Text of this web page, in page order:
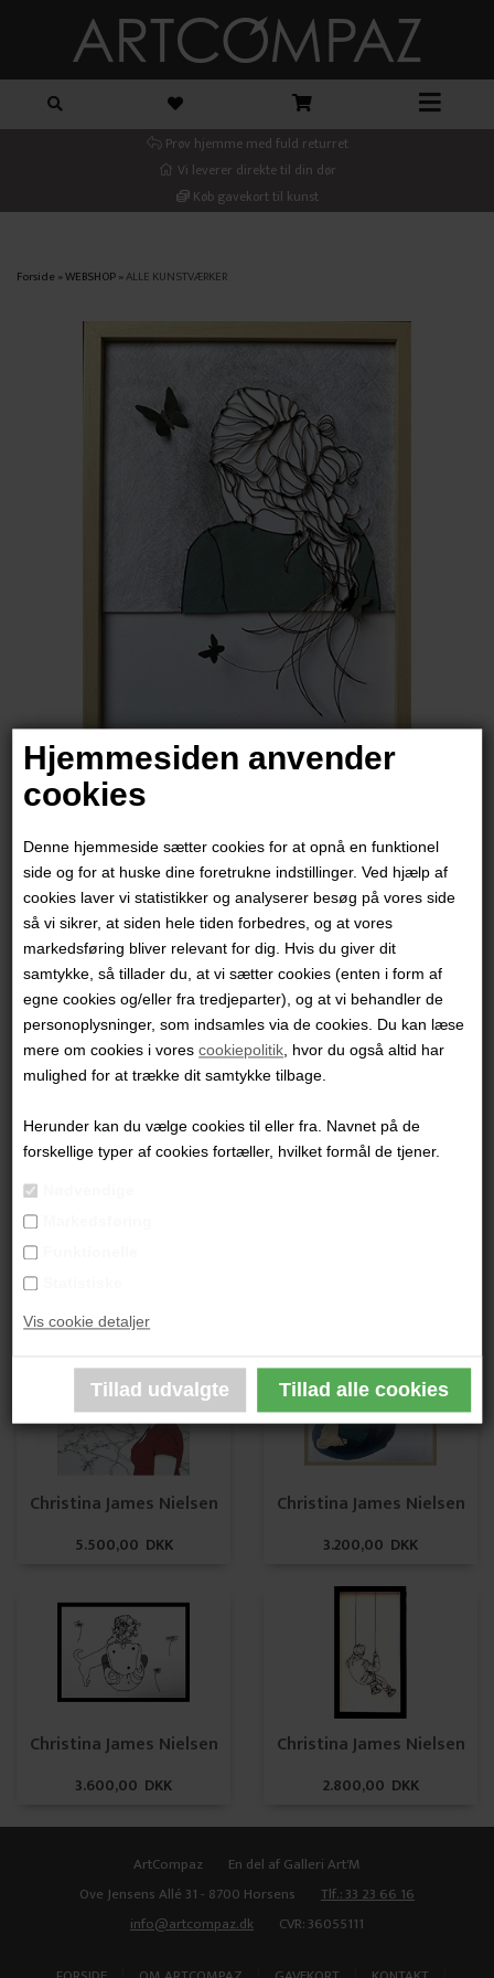
Hjemmesiden anvender
cookies
Denne hjemmeside sætter cookies for at opnå en funktionel
side og for at huske dine foretrukne indstillinger. Ved hjælp af
cookies laver vi statistikker og analyserer besøg på vores side
så vi sikrer, at siden hele tiden forbedres, og at vores
markedsføring bliver relevant for dig. Hvis du giver dit
samtykke, så tillader du, at vi sætter cookies (enten i form af
egne cookies og/eller fra tredjeparter), og at vi behandler de
personoplysninger, som indsamles via de cookies. Du kan læse
mere om cookies i vorescookiepolitik , hvor du også altid har
mulighed for at trække dit samtykke tilbage.
Herunder kan du vælge cookies til eller fra. Navnet på de
forskellige typer af cookies fortæller, hvilket formål de tjener.
Vis cookie detaljer
Prøv hjemme med fuld returret
Vi leverer direkte til din dør
Køb gavekort til kunst
Forside »WEBSHOP»ALLE KUNSTVÆRKER
Christina James Nielsen
3.200,00DKK
"Uden Titel"
30x21 cm.
Lys træramme med glas
PRODUKTBESKRIVELSE
PRODUKTINFORMATION
Andre værker af kunstneren:
Christina James Nielsen
5.500,00 DKK
Christina James Nielsen
3.200,00 DKK
Christina James Nielsen
3.600,00 DKK
Christina James Nielsen
2.800,00 DKK
ArtCompaz
En del af Galleri Art'M
Ove Jensens Allé 31 - 8700 Horsens
Tlf.: 33 23 66 16
info@artcompaz.dk
CVR: 36055111